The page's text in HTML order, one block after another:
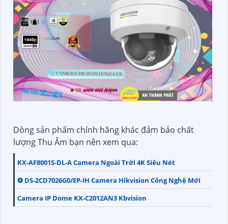
Dòng sản phẩm chính hãng khác đảm bảo chất
lượng Thu Âm bạn nên xem qua:
KX-AF8001S-DL-A Camera Ngoài Trời 4K Siêu Nét
❂ DS-2CD7026G0/EP-IH Camera Hikvision Công Nghệ Mới
Camera IP Dome KX-C2012AN3 Kbvision